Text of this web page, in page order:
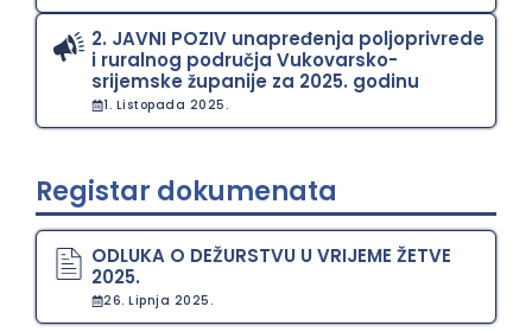
2. JAVNI POZIV unapređenja poljoprivrede
i ruralnog područja Vukovarsko-
srijemske županije za 2025. godinu
1. Listopada 2025.
Registar dokumenata
ODLUKA O DEŽURSTVU U VRIJEME ŽETVE
2025.
26. Lipnja 2025.